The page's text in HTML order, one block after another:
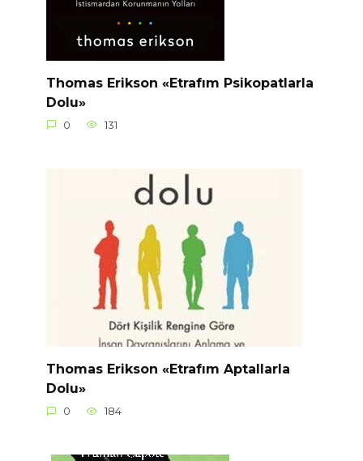
Thomas Erikson «Etrafım Psikopatlarla
Dolu»
0 131
Thomas Erikson «Etrafım Aptallarla
Dolu»
0 184